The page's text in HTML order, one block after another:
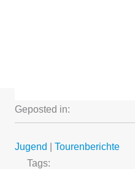
Geposted in:
Jugend | Tourenberichte
Tags: